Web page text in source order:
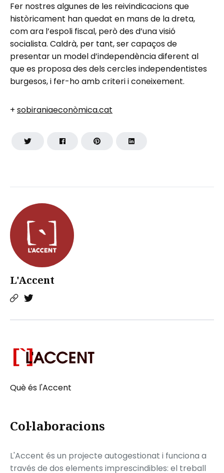
L'Accent
Fer nostres algunes de les reivindicacions que
històricament han quedat en mans de la dreta,
com ara l’espoli fiscal, però des d’una visió
socialista. Caldrà, per tant, ser capaços de
presentar un model d’independència diferent al
que es proposa des dels cercles independentistes
burgesos, i fer-ho amb criteri i coneixement.
+ sobiraniaeconòmica.cat
Què és l'Accent
Col·laboracions
L'Accent és un projecte autogestionat i funciona a
través de dos elements imprescindibles: el treball